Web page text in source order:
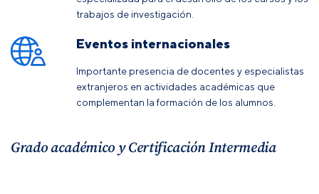
trabajos de investigación.
Eventos internacionales
Importante presencia de docentes y especialistas
extranjeros en actividades académicas que
complementan la formación de los alumnos.
Grado académico y Certificación Intermedia